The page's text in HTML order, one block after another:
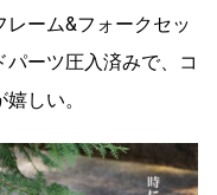
ーム&フォークセッ
パーツ圧入済みで、コ
しい。